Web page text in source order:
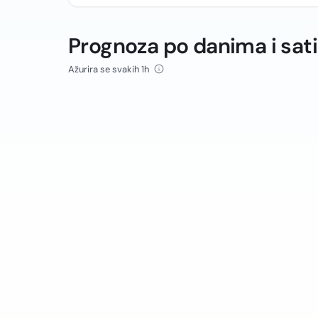
Prognoza po danima i
Ažurira se svakih 1h